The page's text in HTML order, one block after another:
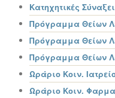
Κατηχητικές
Πρόγραμμα Θείων
Πρόγραμμα Θείων
Πρόγραμμα Θείων
Ωράριο Κοιν.
Ωράριο Κοιν.